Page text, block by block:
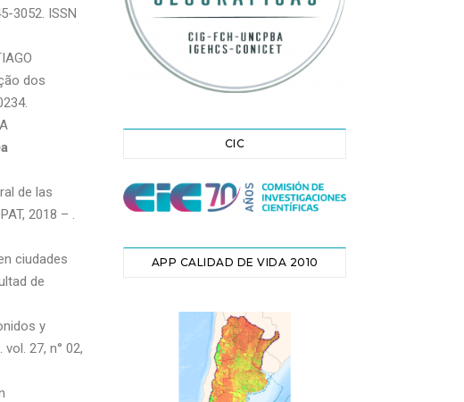
3052. ISSN
dos
de las
2018 – .
ciudades
de
y
27, n° 02,
CIC
APP CALIDAD DE VIDA 2010